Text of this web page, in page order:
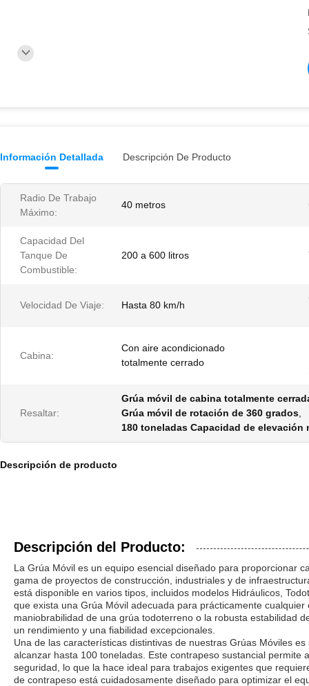
Información Detallada Descripción De Producto
Radio De Trabajo
Máximo:
40 metros
Capacidad Del
Tanque De
Combustible:
200 a 600 litros
Velocidad De Viaje: Hasta 80 km/h
Cabina:
Con aire acondicionado
totalmente cerrado
Resaltar:
Grúa móvil de cabina totalmente
Grúa móvil de rotación de 360 grados
180 toneladas Capacidad de elevación
Descripción de producto
Descripción del Producto:
La Grúa Móvil es un equipo esencial diseñado para proporcionar
gama de proyectos de construcción, industriales y de
está disponible en varios tipos, incluidos modelos Hidráulicos,
que exista una Grúa Móvil adecuada para prácticamente
maniobrabilidad de una grúa todoterreno o la robusta estabilidad
un rendimiento y una fiabilidad excepcionales.
Una de las características distintivas de nuestras Grúas Móviles
alcanzar hasta 100 toneladas. Este contrapeso sustancial
seguridad, lo que la hace ideal para trabajos exigentes que
de contrapeso está cuidadosamente diseñado para optimizar el